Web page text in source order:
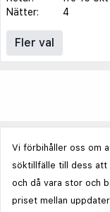
Nätter:
4
Fler val
Vi förbihåller oss om
söktillfälle till dess att
och då vara stor och
priset mellan